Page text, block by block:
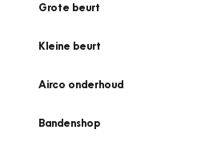
Grote beurt
Kleine beurt
Airco onderhoud
Bandenshop